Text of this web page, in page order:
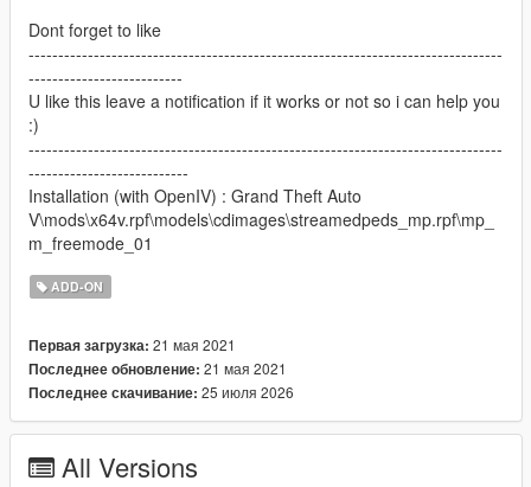
Dont forget to like
--------------------------------------------------------------------------------
--------------------------
U like this leave a notification if it works or not so i can help you
:)
--------------------------------------------------------------------------------
---------------------------
Installation (with OpenIV) : Grand Theft Auto
V\mods\x64v.rpf\models\cdimages\streamedpeds_mp.rpf\mp_
m_freemode_01
ADD-ON
Первая загрузка: 21 мая 2021
Последнее обновление: 21 мая 2021
Последнее скачивание: 25 июля 2026
All Versions